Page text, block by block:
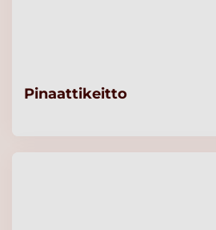
Pinaattikeitto